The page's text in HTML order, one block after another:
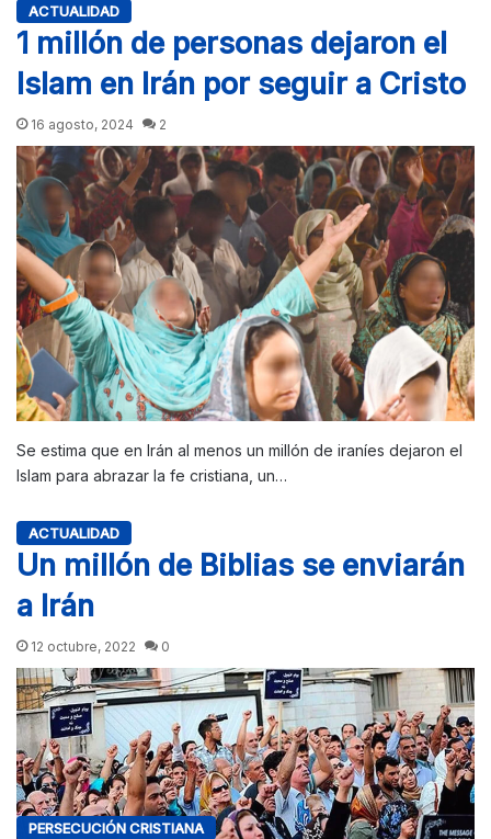
ACTUALIDAD
1 millón de personas dejaron el
Islam en Irán por seguir a Cristo
16 agosto, 2024 2
Se estima que en Irán al menos un millón de iraníes dejaron el
Islam para abrazar la fe cristiana, un…
ACTUALIDAD
Un millón de Biblias se enviarán
a Irán
12 octubre, 2022 0
PERSECUCIÓN CRISTIANA